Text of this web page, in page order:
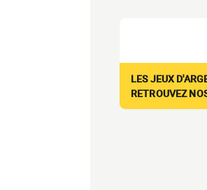
LES JEUX
RETROUVEZ